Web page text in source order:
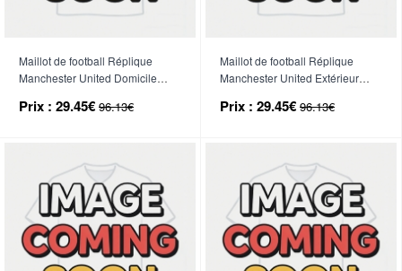
Maillot de football Réplique
Manchester United Domicile
(+ Pantalon court)
Prix : 29.45€ 96.13€
Maillot de football Réplique
Manchester United Extérieur
(+ Pantalon court)
Prix : 29.45€ 96.13€